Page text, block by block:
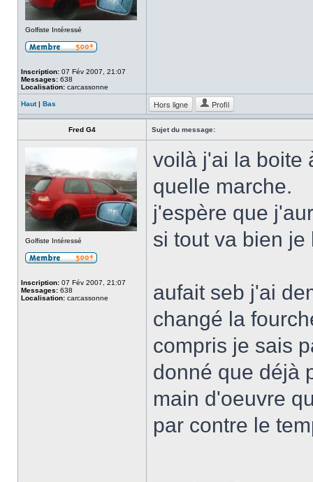
Golfiste Intéressé
Inscription: 07 Fév 2007, 21:07
Messages: 638
Localisation: carcassonne
Haut| Bas Hors ligne Profil
Fred G4 Sujet du message:
Golfiste Intéressé
Inscription: 07 Fév 2007, 21:07
Messages: 638
Localisation: carcassonne
voilà j'ai la boite
quelle marche.
j'espère que
si tout va bien
aufait seb j'ai
changé la
compris je sais
donné que déjà
main d'oeuvre
par contre le